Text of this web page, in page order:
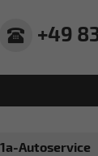
+49
1a-Autoservice